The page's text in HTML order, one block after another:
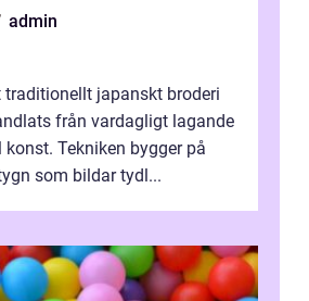
admin
traditionellt japanskt broderi
från vardagligt lagande
Tekniken bygger på
som bildar tydl...